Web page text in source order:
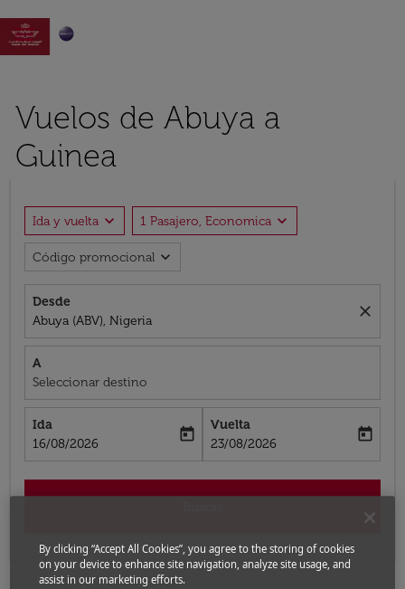

Vuelos de Abuya a
Guinea
Ida y vuelta expand_more 1 Pasajero, Economica expand_more
Código promocional expand_more
Desde
Abuya (ABV), Nigeria
close
A
Seleccionar destino
Ida
fc-booking-departure-date-aria-label
16/08/2026
today
Vuelta
fc-booking-return-date-aria-label
23/08/2026
today
By clicking “Accept All Cookies”, you agree to the storing of cookies
on your device to enhance site navigation, analyze site usage, and
assist in our marketing efforts.